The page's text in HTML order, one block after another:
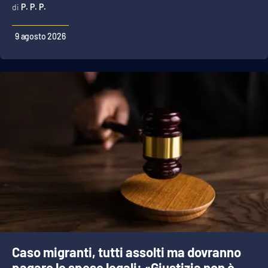
EDIZIONI
Catanzaro
Reggio Calabria
Lamezia Terme
P. P. P.
9 agosto 2026
Caso migranti, tutti assolti ma dovranno